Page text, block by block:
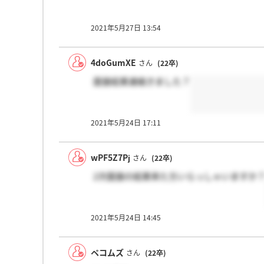
2021年5月27日 13:54
4doGumXE さん (22卒)
面接結果連絡きました？
2021年5月24日 17:11
wPF5Z7Pj さん (22卒)
2次面接の結果来た方いらっしゃいますか
2021年5月24日 14:45
ペコムズ さん (22卒)